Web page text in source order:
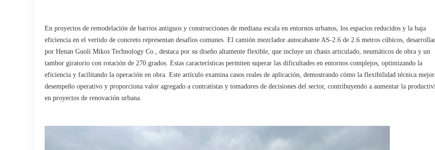
En proyectos de remodelación de barrios antiguos y construcciones de mediana escala en entornos urbanos, los espacios reducidos y la baja
eficiencia en el vertido de concreto representan desafíos comunes. El camión mezclador autocabante AS-2.6 de 2.6 metros cúbicos,
por Henan Guoli Mikos Technology Co., destaca por su diseño altamente flexible, que incluye un chasis articulado, neumáticos de obra y un
tambor giratorio con rotación de 270 grados. Estas características permiten superar las dificultades en entornos complejos, optimizando la
eficiencia y facilitando la operación en obra. Este artículo examina casos reales de aplicación, demostrando cómo la flexibilidad técnica
desempeño operativo y proporciona valor agregado a contratistas y tomadores de decisiones del sector, contribuyendo a aumentar la
en proyectos de renovación urbana.